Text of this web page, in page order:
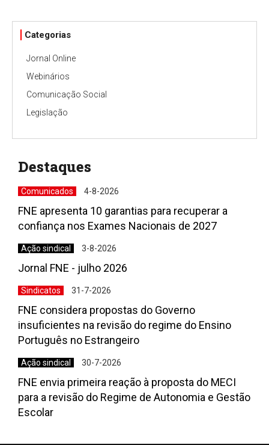
Categorias
Jornal Online
Webinários
Comunicação Social
Legislação
Destaques
Comunicados 4-8-2026
FNE apresenta 10 garantias para recuperar a
confiança nos Exames Nacionais de 2027
Ação sindical 3-8-2026
Jornal FNE - julho 2026
Sindicatos 31-7-2026
FNE considera propostas do Governo
insuficientes na revisão do regime do Ensino
Português no Estrangeiro
Ação sindical 30-7-2026
FNE envia primeira reação à proposta do MECI
para a revisão do Regime de Autonomia e Gestão
Escolar